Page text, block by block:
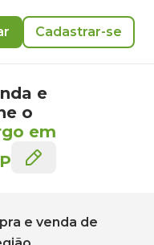
Cadastrar-se
e
o
em
e venda de